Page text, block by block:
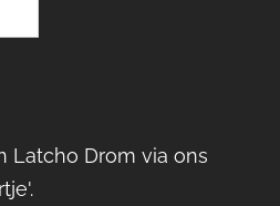
Latcho Drom via ons